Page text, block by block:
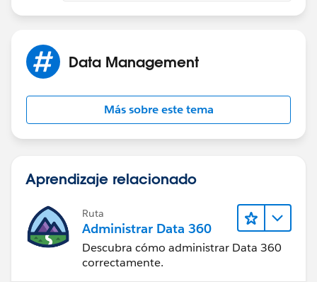
Data Management
Más sobre este tema
Aprendizaje relacionado
Ruta
Administrar Data 360
Descubra cómo administrar Data 360
correctamente.